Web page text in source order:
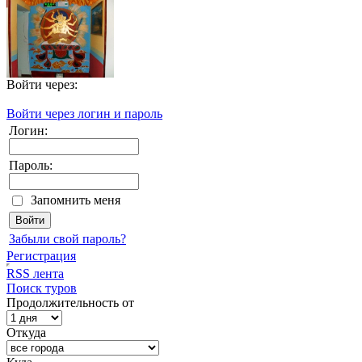
Войти через:
Войти через логин и пароль
Логин:
Пароль:
Запомнить меня
Забыли свой пароль?
Регистрация
RSS лента
Поиск туров
Продолжительность от
Откуда